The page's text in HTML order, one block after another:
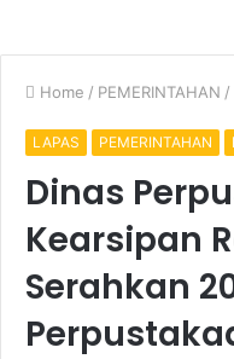
Home / PEMERINTAHAN /
LAPAS PEMERINTAHAN
Dinas
Kearsipan
Serahkan